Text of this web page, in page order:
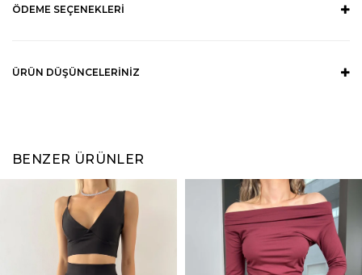
ÖDEME SEÇENEKLERI
ÜRÜN DÜŞÜNCELERINIZ
BENZER ÜRÜNLER